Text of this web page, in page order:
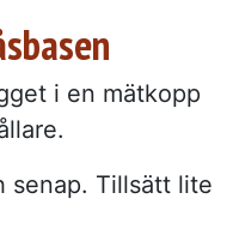
i en mätkopp
senap. Tillsätt lite